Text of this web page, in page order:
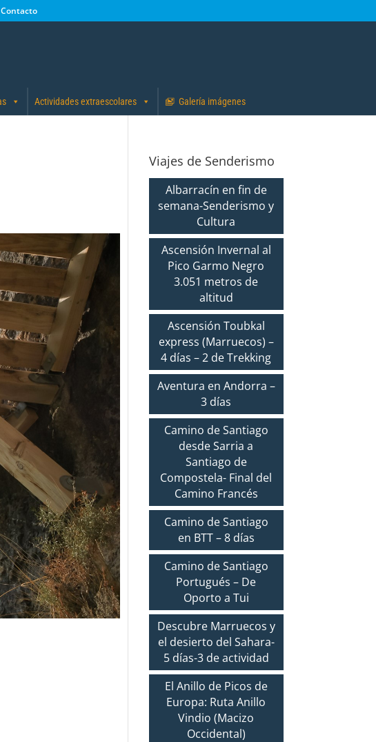
Actividades extraescolares Galería imágenes
Viajes de Senderismo
Albarracín en fin de
semana-Senderismo y
Cultura
Ascensión Invernal al
Pico Garmo Negro
3.051 metros de
altitud
Ascensión Toubkal
express (Marruecos) –
4 días – 2 de Trekking
Aventura en Andorra –
3 días
Camino de Santiago
desde Sarria a
Santiago de
Compostela- Final del
Camino Francés
Camino de Santiago
en BTT – 8 días
Camino de Santiago
Portugués – De
Oporto a Tui
Descubre Marruecos y
el desierto del Sahara-
5 días-3 de actividad
El Anillo de Picos de
Europa: Ruta Anillo
Vindio (Macizo
Occidental)